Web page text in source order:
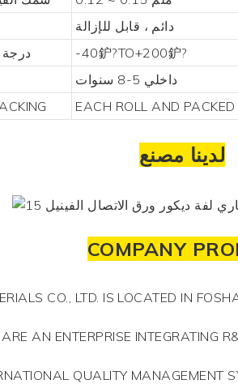
دائم ، قابل للإزالة
درجة
-40鈩?TO+200鈩?
داخلي 5-8 سنوات
EACH ROLL AND
لدينا مصنع
COMPANY
CO., LTD. IS LOCATED IN
AN ENTERPRISE INTEGRATING
QUALITY MANAGEMENT